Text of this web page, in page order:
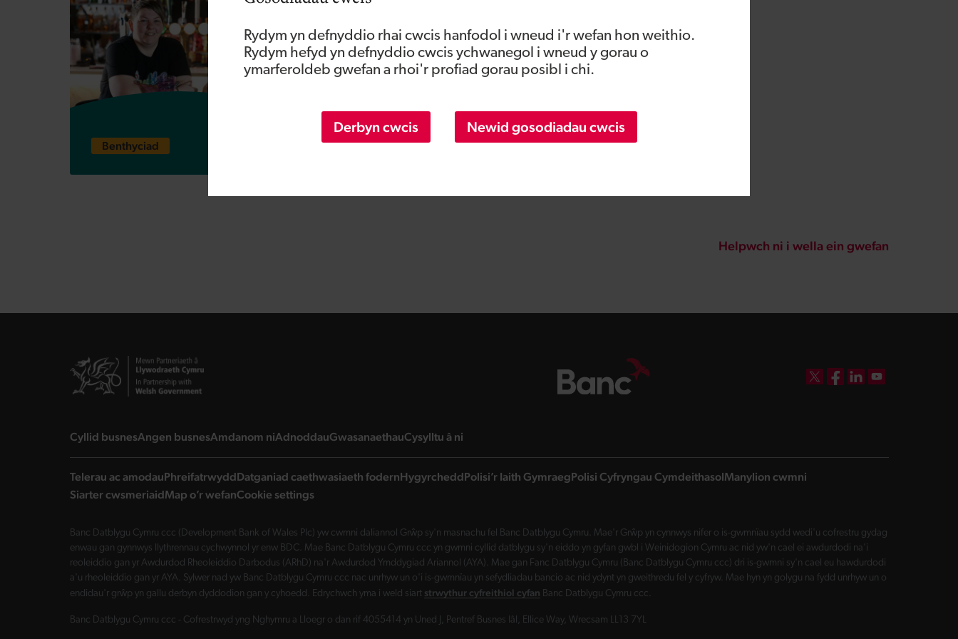
Rydym yn defnyddio rhai cwcis hanfodol i wneud i'r wefan hon weithio.
Rydym hefyd yn defnyddio cwcis ychwanegol i wneud y gorau o
ymarferoldeb gwefan a rhoi'r profiad gorau posibl i chi.
Derbyn cwcis Newid gosodiadau cwcis
Benthyciad
Helpwch ni i wella ein gwefan
Cyllid busneslanding page
Angen busneslanding page
Amdanom nilanding page
Adnoddaulanding page
Gwasanaethaulanding page
Cysylltu â nilanding page
Telerau ac amodauPhreifatrwyddDatganiad caethwasiaeth fodernHygyrcheddPolisi’r Iaith GymraegPolisi Cyfryngau CymdeithasolManylion cwmni
Siarter cwsmeriaidMap o’r wefanCookie settings
Banc Datblygu Cymru ccc (Development Bank of Wales Plc) yw cwmni daliannol Grŵp sy'n masnachu fel Banc Datblygu Cymru. Mae'r Grŵp yn cynnwys nifer o is-gwmnïau sydd wedi'u cofrestru gydag
enwau gan gynnwys llythrennau cychwynnol yr enw BDC. Mae Banc Datblygu Cymru ccc yn gwmni cyllid datblygu sy'n eiddo yn gyfan gwbl i Weinidogion Cymru ac nid yw'n cael ei awdurdodi na'i
reoleiddio gan yr Awdurdod Rheoleiddio Darbodus (ARhD) na'r Awdurdod Ymddygiad Ariannol (AYA). Mae gan Fanc Datblygu Cymru (Banc Datblygu Cymru ccc) dri is-gwmni sy'n cael eu hawdurdodi
a'u rheoleiddio gan yr AYA. Sylwer nad yw Banc Datblygu Cymru ccc nac unrhyw un o'i is-gwmnïau yn sefydliadau bancio ac nid ydynt yn gweithredu fel y cyfryw. Mae hyn yn golygu na fydd unrhyw un o
endidau'r grŵp yn gallu derbyn dyddodion gan y cyhoedd. Edrychwch yma i weld siart strwythur cyfreithiol cyfan Banc Datblygu Cymru ccc.
Banc Datblygu Cymru ccc - Cofrestrwyd yng Nghymru a Lloegr o dan rif 4055414 yn Uned J, Pentref Busnes Iâl, Ellice Way, Wrecsam LL13 7YL